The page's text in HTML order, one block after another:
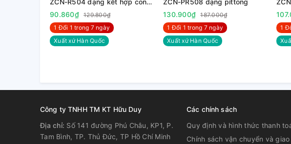
ZCN-R504 dạng kết hợp con
lăn, đòn bẩy
90.860₫
129.800₫
1 Đổi 1 trong 7 ngày
Xuất xứ Hàn Quốc
ZCN-PR508 dạng pittong
130.900₫
187.000₫
1 Đổi 1 trong 7 ngày
Xuất xứ Hàn Quốc
1
Công ty TNHH TM KT Hữu Duy
Địa chỉ: Số 141 đường Phú Châu, KP1, P.
Tam Bình, TP. Thủ Đức, TP Hồ Chí Minh
Các chính sách
Quy định và hình thức thanh
Chính sách vận chuyển và giao